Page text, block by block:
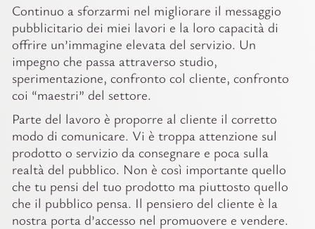
Continuo a sforzarmi nel migliorare il messaggio
pubblicitario dei miei lavori e la loro capacità di
offrire un’immagine elevata del servizio. Un
impegno che passa attraverso studio,
sperimentazione, confronto col cliente, confronto
coi “maestri” del settore.
Parte del lavoro è proporre al cliente il corretto
modo di comunicare. Vi è troppa attenzione sul
prodotto o servizio da consegnare e poca sulla
realtà del pubblico. Non è così importante quello
che tu pensi del tuo prodotto ma piuttosto quello
che il pubblico pensa. Il pensiero del cliente è la
nostra porta d’accesso nel promuovere e vendere.